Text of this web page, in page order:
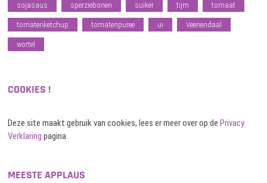
sojasaus sperziebonen suiker tijm tomaat
tomatenketchup tomatenpuree ui Veenendaal
wortel
COOKIES !
Deze site maakt gebruik van cookies, lees er meer over op dePrivacy
Verklaring pagina.
MEESTE APPLAUS